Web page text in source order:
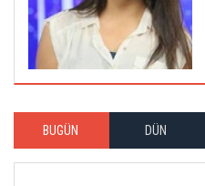
BUGÜN DÜN